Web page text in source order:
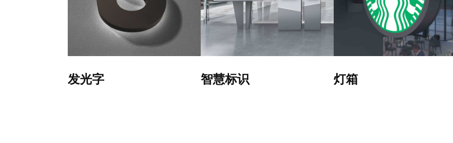
发光字 智慧标识 灯箱